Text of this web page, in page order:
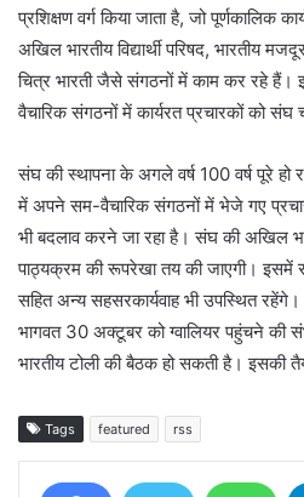
प्रशिक्षण वर्ग किया जाता है, जो पूर्णकालिक
अखिल भारतीय विद्यार्थी परिषद, भारतीय
चित्र भारती जैसे संगठनों में काम कर रहे
वैचारिक संगठनों में कार्यरत प्रचारकों को संघ
संघ की स्थापना के अगले वर्ष 100 वर्ष पूरे
में अपने सम-वैचारिक संगठनों में भेजे गए
भी बदलाव करने जा रहा है। संघ की अखिल
पाठ्यक्रम की रूपरेखा तय की जाएगी। इसमें
सहित अन्य सहसरकार्यवाह भी उपस्थित
भागवत 30 अक्टूबर को ग्वालियर पहुंचने की
भारतीय टोली की बैठक हो सकती है। इसकी
Tags featured rss